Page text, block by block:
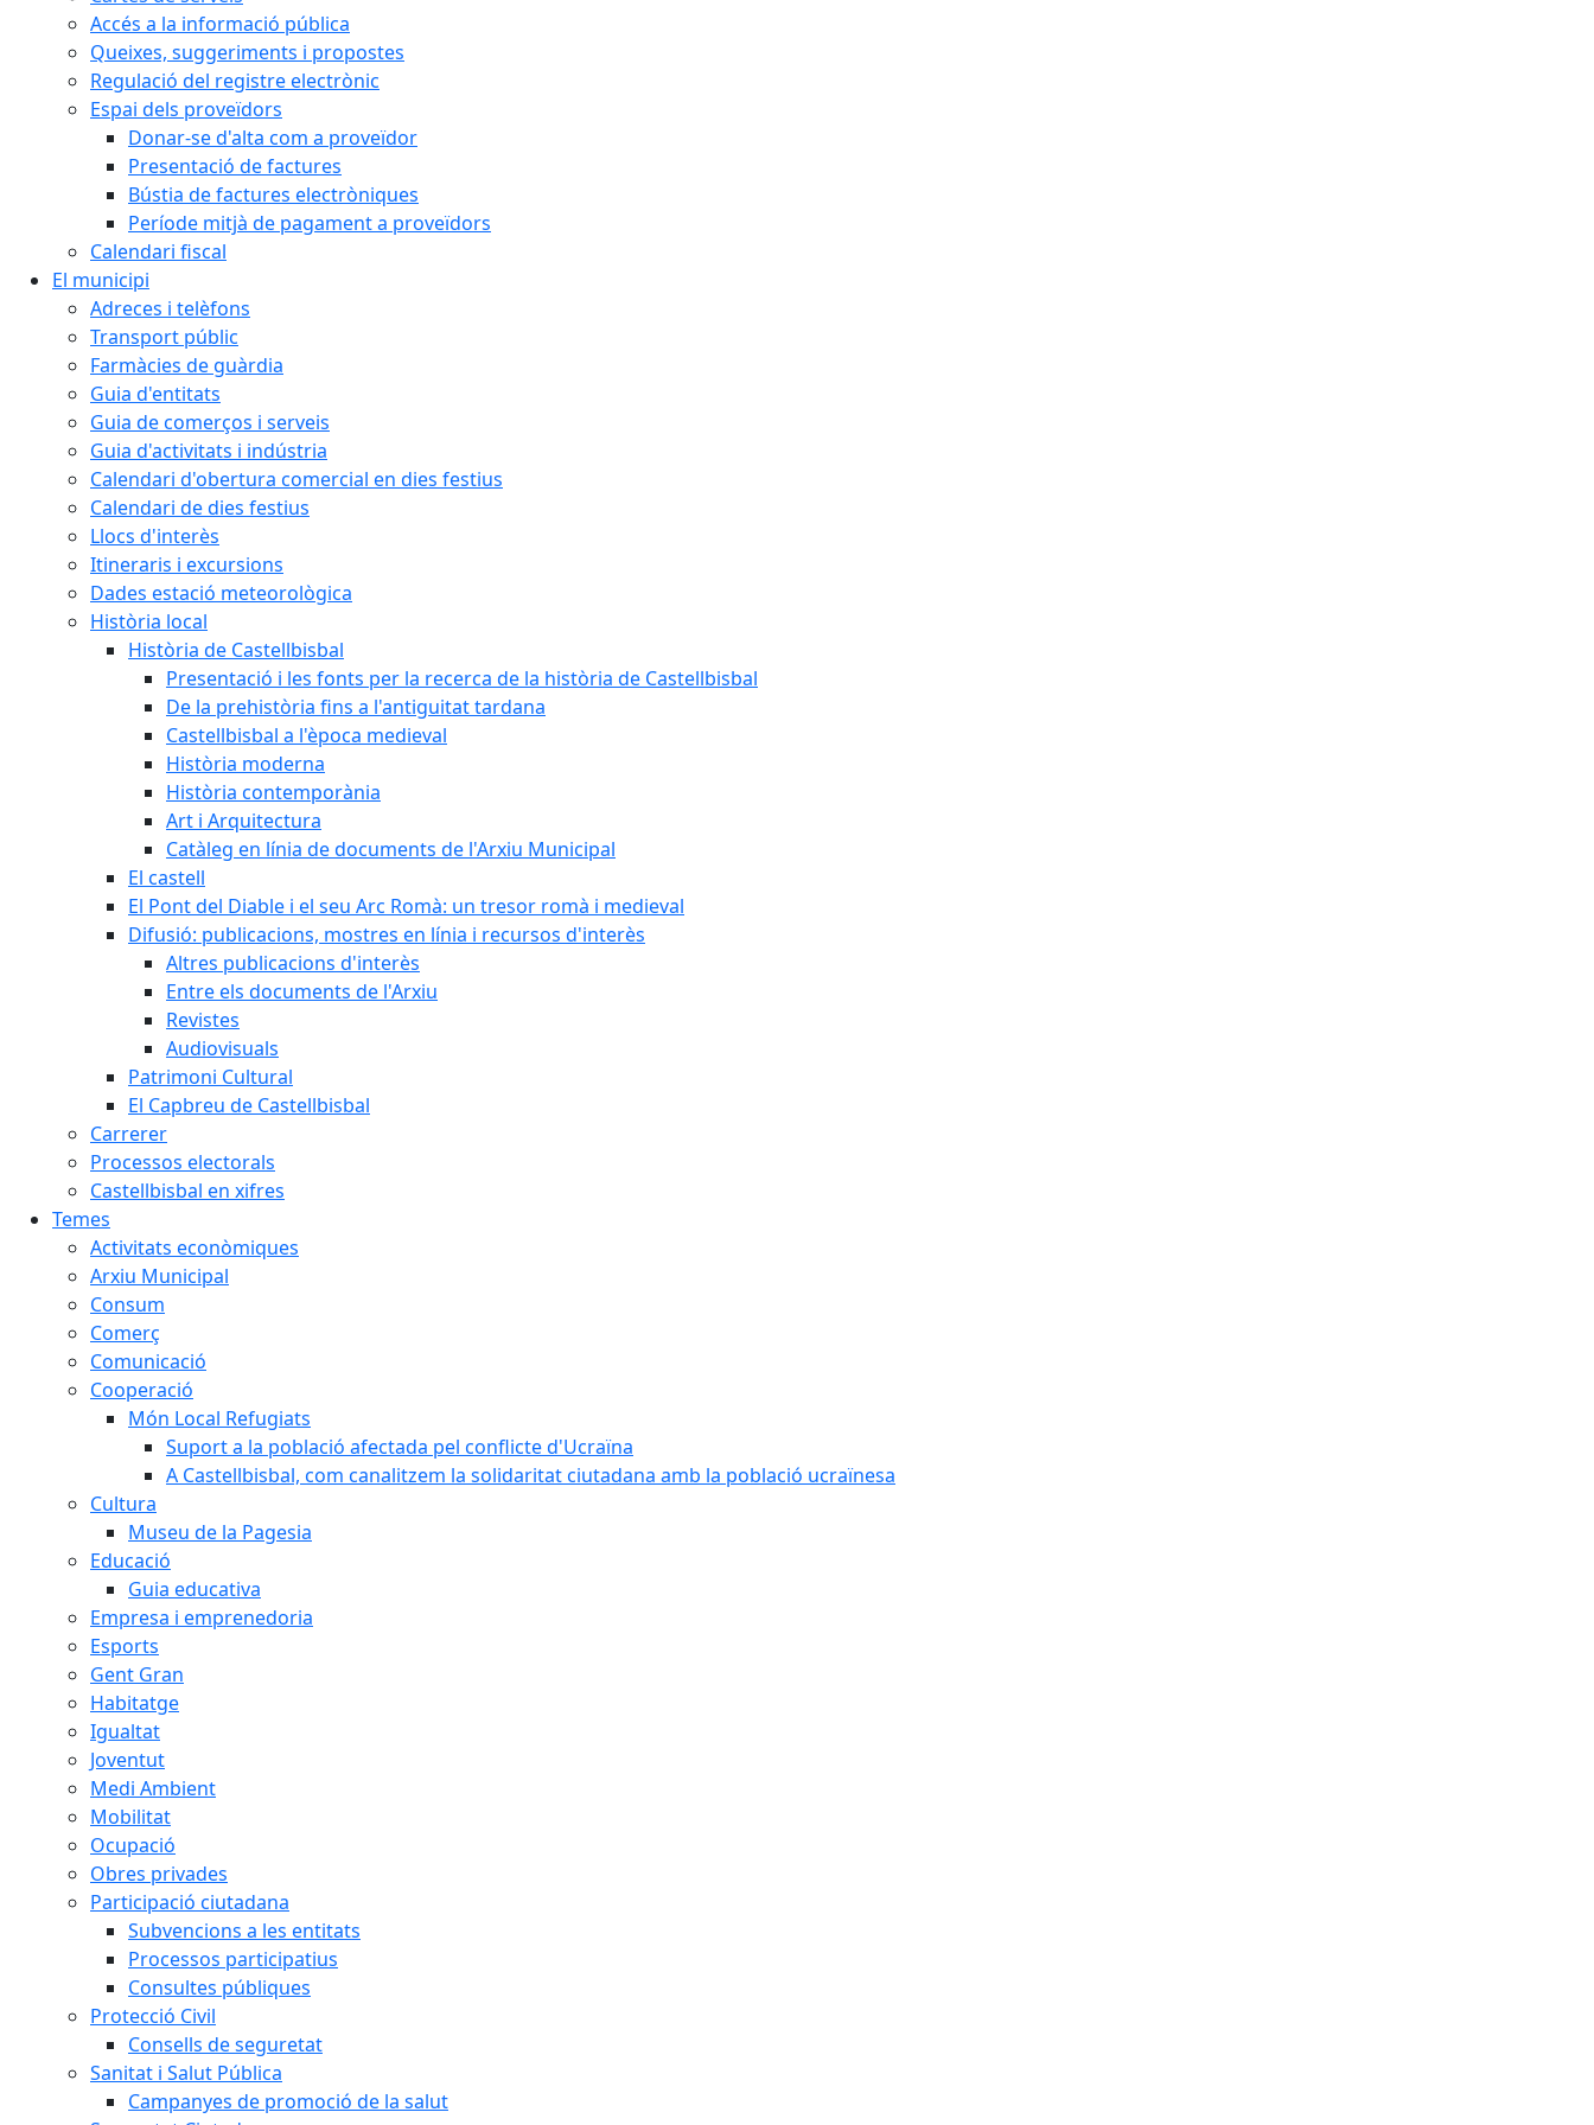
Accés a la informació pública
Queixes, suggeriments i propostes
Regulació del registre electrònic
Espai dels proveïdors
Donar-se d'alta com a proveïdor
Presentació de factures
Bústia de factures electròniques
Període mitjà de pagament a proveïdors
Calendari fiscal
El municipi
Adreces i telèfons
Transport públic
Farmàcies de guàrdia
Guia d'entitats
Guia de comerços i serveis
Guia d'activitats i indústria
Calendari d'obertura comercial en dies festius
Calendari de dies festius
Llocs d'interès
Itineraris i excursions
Dades estació meteorològica
Història local
Història de Castellbisbal
Presentació i les fonts per la recerca de la història de Castellbisbal
De la prehistòria fins a l'antiguitat tardana
Castellbisbal a l'època medieval
Història moderna
Història contemporània
Art i Arquitectura
Catàleg en línia de documents de l'Arxiu Municipal
El castell
El Pont del Diable i el seu Arc Romà: un tresor romà i medieval
Difusió: publicacions, mostres en línia i recursos d'interès
Altres publicacions d'interès
Entre els documents de l'Arxiu
Revistes
Audiovisuals
Patrimoni Cultural
El Capbreu de Castellbisbal
Carrerer
Processos electorals
Castellbisbal en xifres
Temes
Activitats econòmiques
Arxiu Municipal
Consum
Comerç
Comunicació
Cooperació
Món Local Refugiats
Suport a la població afectada pel conflicte d'Ucraïna
A Castellbisbal, com canalitzem la solidaritat ciutadana amb la població ucraïnesa
Cultura
Museu de la Pagesia
Educació
Guia educativa
Empresa i emprenedoria
Esports
Gent Gran
Habitatge
Igualtat
Joventut
Medi Ambient
Mobilitat
Ocupació
Obres privades
Participació ciutadana
Subvencions a les entitats
Processos participatius
Consultes públiques
Protecció Civil
Consells de seguretat
Sanitat i Salut Pública
Campanyes de promoció de la salut